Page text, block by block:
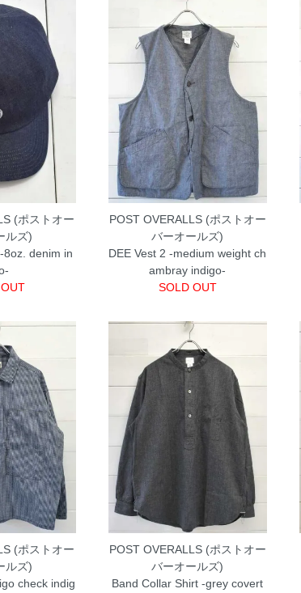
(ポストオー
ルズ)
8oz. denim in
POST OVERALLS (ポストオー
バーオールズ)
DEE Vest 2 -medium weight ch
ambray indigo-
SOLD OUT
(ポストオー
ルズ)
check indig
POST OVERALLS (ポストオー
バーオールズ)
Band Collar Shirt -grey covert